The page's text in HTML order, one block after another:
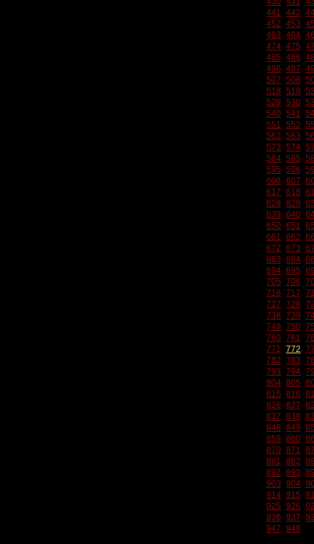
441 442
452 453
463 464
474 475
485 486
496 497
507 508
518 519
529 530
540 541
551 552
562 563
573 574
584 585
595 596
606 607
617 618
628 629
639 640
650 651
661 662
672 673
683 684
694 695
705 706
716 717
727 728
738 739
749 750
760 761
771 772
782 783
793 794
804 805
815 816
826 827
837 838
848 849
859 860
870 871
881 882
892 893
903 904
914 915
925 926
936 937
947 948